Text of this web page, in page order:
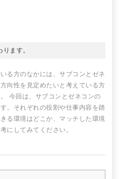
ます。
る方のなかには、サブコンとゼネ
向性を見定めたいと考えている方
今回は、サブコンとゼネコンの
。それぞれの役割や仕事内容を踏
る環境はどこか、マッチした環境
にしてみてください。